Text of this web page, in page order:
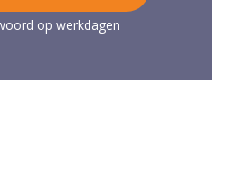
op werkdagen